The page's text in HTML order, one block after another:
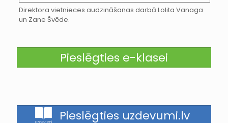
Direktora vietnieces audzināšanas darbā Lolita Vanaga
un Zane Švēde.
Pieslēgties e-klasei
Pieslēgties uzdevumi.lv